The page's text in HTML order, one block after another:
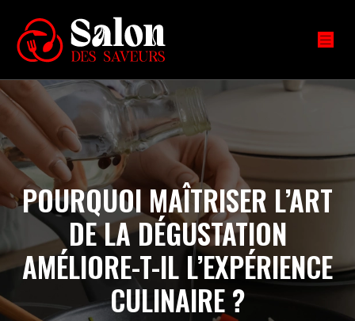
POURQUOI MAÎTRISER L’ART
DE LA DÉGUSTATION
AMÉLIORE-T-IL L’EXPÉRIENCE
CULINAIRE ?